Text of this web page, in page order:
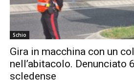
Schio
Gira in macchina con un
nell’abitacolo. Denunciato
scledense